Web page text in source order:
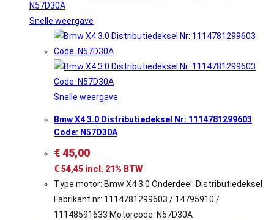
Snelle weergave
Snelle weergave
Bmw X4 3.0 Distributiedeksel Nr: 1114781299603
Code: N57D30A
€ 45,00
€54,45 incl. 21% BTW
Type motor: Bmw X4 3.0 Onderdeel: Distributiedeksel
Fabrikant nr: 1114781299603 / 14795910 /
11148591633 Motorcode: N57D30A